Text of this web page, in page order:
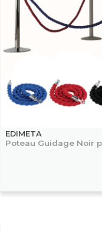
EDIMETA
Poteau Guidage Noir